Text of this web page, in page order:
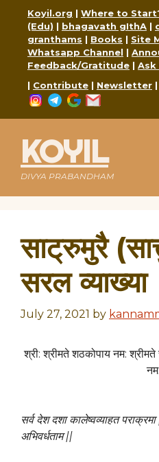
content
Koyil.org | Where to
(Edu) | bhagavath gIthA |
granthams | Books | Site
Whatsapp Channel |
Feedback/Gratitude | Ask
| Contribute | Newsletter |
Instagram
Telegram
Google
KOYIL
DIVYA PRABANDHAM
साट्रुमुरै
सरल व्याख्या
July 27, 2021 by
श्री: श्रीमते शठकोपाय नम:
नम:
सर्व देश दशा कालेष्वव्याहत पराक्रमा |
अभिवर्धताम ||